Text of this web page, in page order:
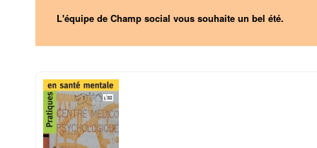
L'équipe de Champ social vous souhaite un bel été.